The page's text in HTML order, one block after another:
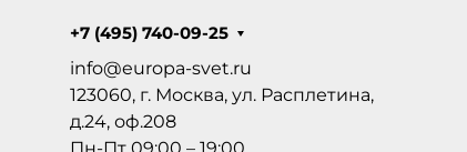
+7 (495) 740-09-25
info@europa-svet.ru
123060, г. Москва, ул. Расплетина,
д.24, оф.208
Пн-Пт 09:00 – 19:00